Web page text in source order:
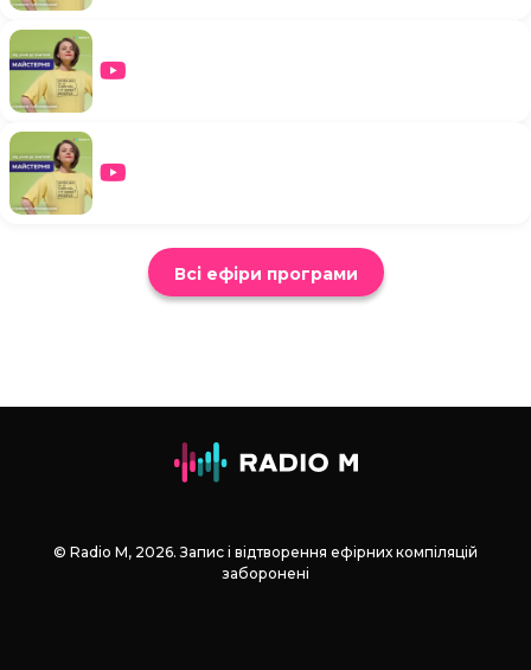
Всі ефіри програми
© Radio М, 2026. Запис і відтворення ефірних компіляцій
заборонені